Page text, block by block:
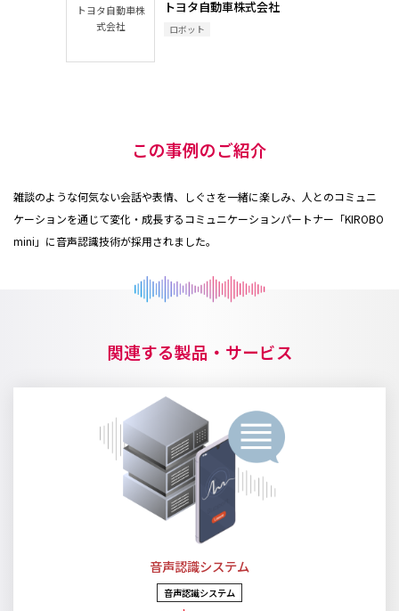
トヨタ自動車株
式会社
トヨタ自動車株式会社
ロボット
この事例のご紹介
雑談のような何気ない会話や表情、しぐさを一緒に楽しみ、人とのコミュニ
ケーションを通じて変化・成長するコミュニケーションパートナー「KIROBO
mini」に音声認識技術が採用されました。
関連する製品・サービス
音声認識システム
音声認識システム